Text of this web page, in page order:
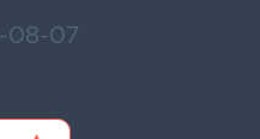
08-07